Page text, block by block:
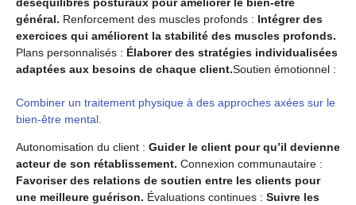
général. Renforcement des muscles profonds : Intégrer des
exercices qui améliorent la stabilité des muscles profonds.
Plans personnalisés : Élaborer des stratégies individualisées
adaptées aux besoins de chaque client.Soutien émotionnel :
Combiner un traitement physique à des approches axées sur le
bien-être mental.
Autonomisation du client : Guider le client pour qu’il devienne
acteur de son rétablissement. Connexion communautaire :
Favoriser des relations de soutien entre les clients pour
une meilleure guérison. Évaluations continues : Suivre les